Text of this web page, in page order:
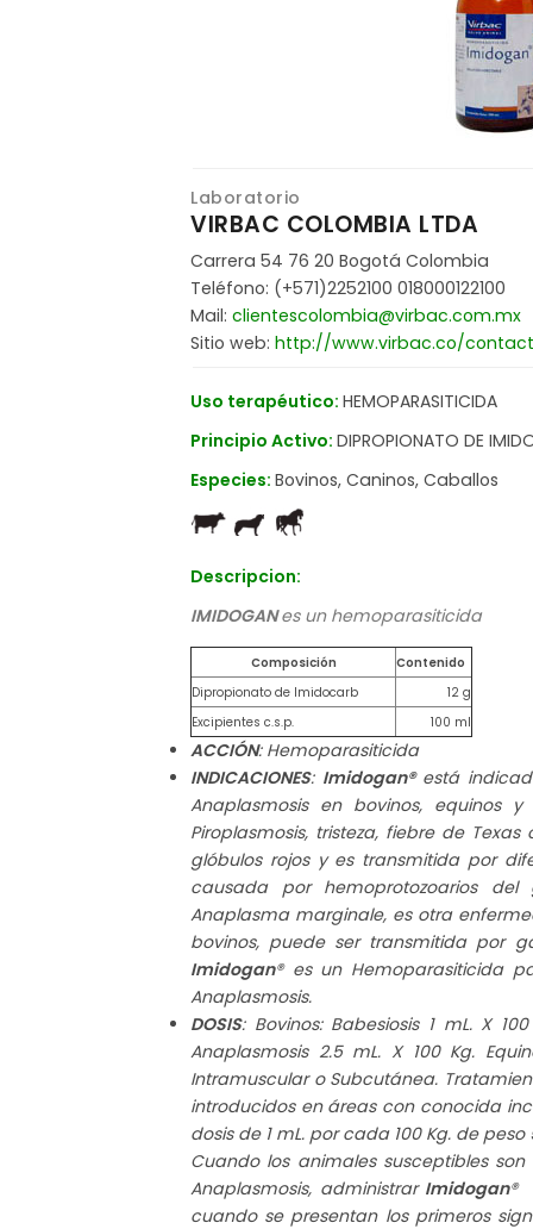
Laboratorio
VIRBAC COLOMBIA LTDA
Carrera 54 76 20 Bogotá Colombia
Teléfono: (+571)2252100 018000122100
Mail: clientescolombia@virbac.com.mx
Sitio web: http://www.virbac.co/
Uso terapéutico: HEMOPARASITICIDA
Principio Activo: DIPROPIONATO DE
Especies: Bovinos, Caninos, Caballos
Descripcion:
IMIDOGANes un hemoparasiticida
Composición
Contenido
Dipropionato de Imidocarb
12 g
Excipientes c.s.p.
100 ml
ACCIÓN: Hemoparasiticida
INDICACIONES: Imidogan® está
Anaplasmosis en bovinos, equinos
Piroplasmosis, tristeza, fiebre de
glóbulos rojos y es transmitida por
causada por hemoprotozoarios del
Anaplasma marginale, es otra
bovinos, puede ser transmitida por
Imidogan® es un Hemoparasiticida
Anaplasmosis.
DOSIS: Bovinos: Babesiosis 1 mL. X
Anaplasmosis 2.5 mL. X 100 Kg.
Intramuscular o Subcutánea.
introducidos en áreas con conocida
dosis de 1 mL. por cada 100 Kg. de
Cuando los animales susceptibles
Anaplasmosis, administrar Imidogan®
cuando se presentan los primeros